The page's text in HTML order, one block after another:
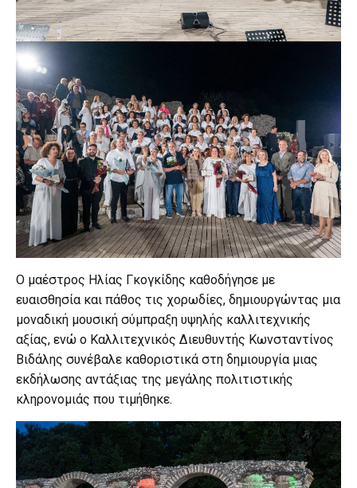
Ο μαέστρος Ηλίας Γκογκίδης καθοδήγησε με
ευαισθησία και πάθος τις χορωδίες, δημιουργώντας μια
μοναδική μουσική σύμπραξη υψηλής καλλιτεχνικής
αξίας, ενώ ο Καλλιτεχνικός Διευθυντής Κωνσταντίνος
Βιδάλης συνέβαλε καθοριστικά στη δημιουργία μιας
εκδήλωσης αντάξιας της μεγάλης πολιτιστικής
κληρονομιάς που τιμήθηκε.